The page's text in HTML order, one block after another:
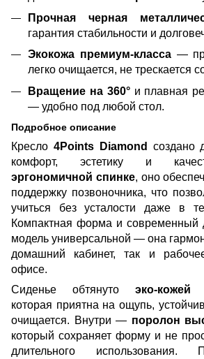
Прочная черная
гарантия стабильности и
Экокожа премиум-класса—
легко очищается, не трескается
Вращение на 360°и плавная
— удобно под любой стол.
Подробное описание
Кресло 4Points Diamond
создано
комфорт, эстетику и
эргономичной спинке, оно
поддержку позвоночника, что
учиться без усталости даже в
Компактная форма и современный
модель универсальной — она
домашний кабинет, так и
офисе.
Сиденье обтянуто эко-кожей
которая приятна на ощупь,
очищается. Внутри — поролон
который сохраняет форму и не
длительного использования.